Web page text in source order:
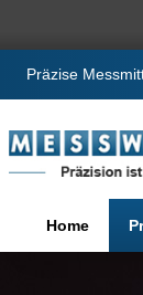
Präzise
Home